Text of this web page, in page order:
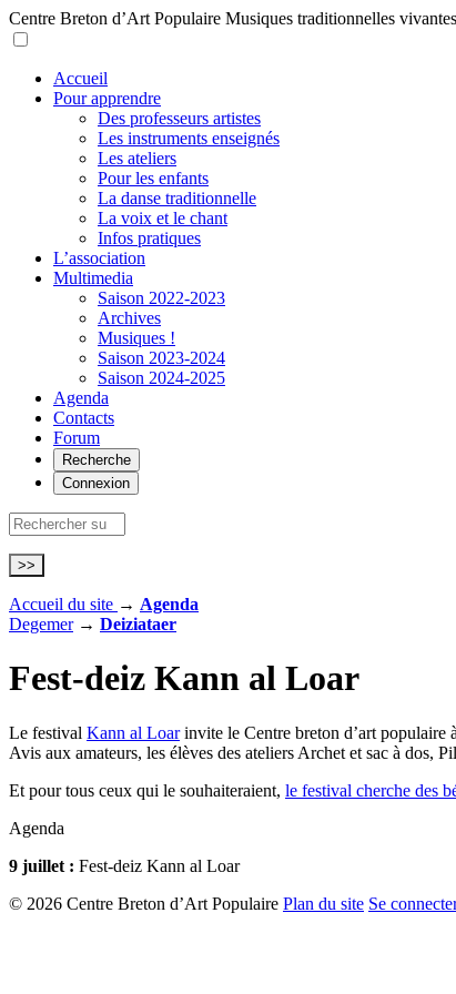
Centre Breton d’Art Populaire Musiques traditionnelles vivantes
Accueil
Pour apprendre
Des professeurs artistes
Les instruments enseignés
Les ateliers
Pour les enfants
La danse traditionnelle
La voix et le chant
Infos pratiques
L’association
Multimedia
Saison 2022-2023
Archives
Musiques !
Saison 2023-2024
Saison 2024-2025
Agenda
Contacts
Forum
Recherche
Connexion
Accueil du site → Agenda
Degemer → Deiziataer
Fest-deiz Kann al Loar
Le festival Kann al Loarinvite le Centre breton d’art populaire
Avis aux amateurs, les élèves des ateliers Archet et sac à dos,
Et pour tous ceux qui le souhaiteraient, le festival cherche des
Agenda
9 juillet : Fest-deiz Kann al Loar
© 2026 Centre Breton d’Art Populaire Plan du site Se